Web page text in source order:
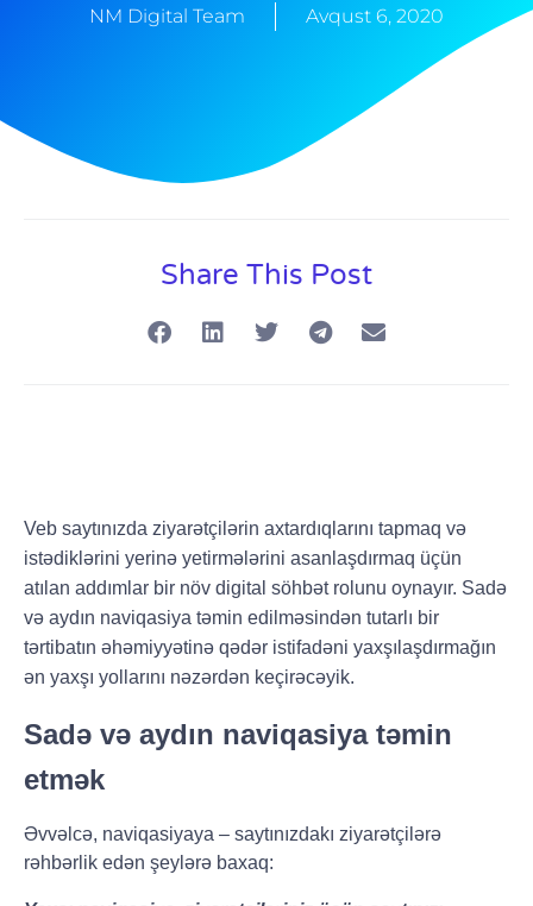
NM Digital Team Avqust 6, 2020
Share This Post
Veb saytınızda ziyarətçilərin axtardıqlarını tapmaq və
istədiklərini yerinə yetirmələrini asanlaşdırmaq üçün
atılan addımlar bir növ digital söhbət rolunu oynayır. Sadə
və aydın naviqasiya təmin edilməsindən tutarlı bir
tərtibatın əhəmiyyətinə qədər istifadəni yaxşılaşdırmağın
ən yaxşı yollarını nəzərdən keçirəcəyik.
Sadə və aydın naviqasiya təmin
etmək
Əvvəlcə, naviqasiyaya – saytınızdakı ziyarətçilərə
rəhbərlik edən şeylərə baxaq: